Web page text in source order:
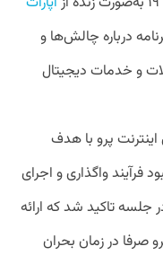
درباره چالش‌ها و
و خدمات دیجیتال
پرو با هدف
فرآیند واگذاری و اجرای
جلسه تاکید شد که ارائه
صرفا در زمان بحران